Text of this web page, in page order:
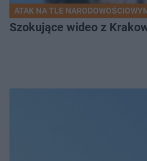
ATAK NA TLE
Szokujące wideo z